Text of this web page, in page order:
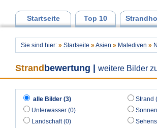
Startseite Top 10
Sie sind hier: » Startseite » Asien » Malediven »
Strand bewertung weitere Bilder
alle Bilder (3)
Strand
Unterwasser (0)
Landschaft (0)